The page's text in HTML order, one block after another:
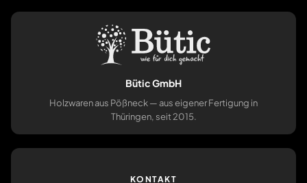
Bütic GmbH
Holzwaren aus Pößneck — aus eigener Fertigung in
Thüringen, seit 2015.
KONTAKT